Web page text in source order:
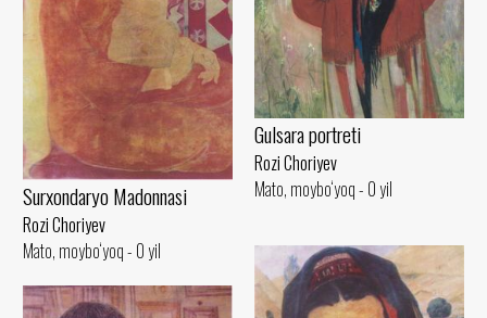
Gulsara portreti
Rozi Choriyev
Mato, moybo‘yoq - 0 yil
Surxondaryo Madonnasi
Rozi Choriyev
Mato, moybo‘yoq - 0 yil